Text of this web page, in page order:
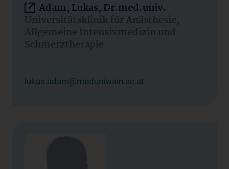
Adam, Lukas, Dr.med.univ.
Universitätsklinik für Anästhesie,
Allgemeine Intensivmedizin und
Schmerztherapie
lukas.adam@meduniwien.ac.at